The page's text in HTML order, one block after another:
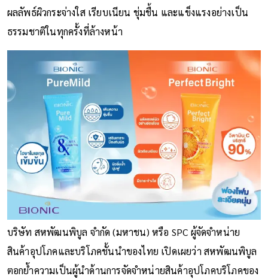
ผลลัพธ์ผิวกระจ่างใส เรียบเนียน ชุ่มชื้น และแข็งแรงอย่างเป็น
ธรรมชาติในทุกครั้งที่ล้างหน้า
บริษัท สหพัฒนพิบูล จำกัด (มหาชน) หรือ SPC ผู้จัดจำหน่าย
สินค้าอุปโภคและบริโภคชั้นนำของไทย เปิดเผยว่า สหพัฒนพิบูล
ตอกย้ำความเป็นผู้นำด้านการจัดจำหน่ายสินค้าอุปโภคบริโภคของ